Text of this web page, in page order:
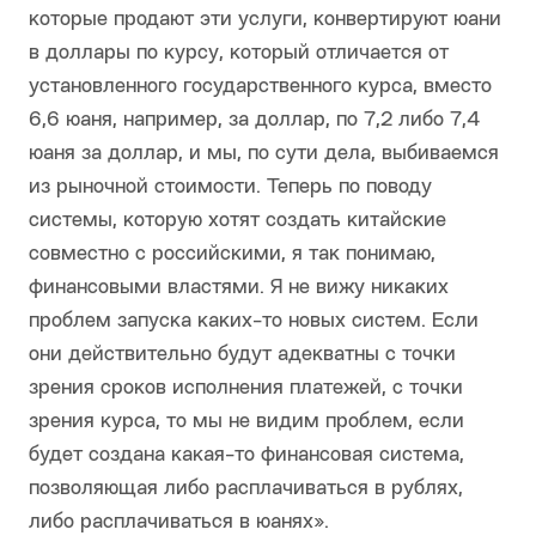
которые продают эти услуги, конвертируют юани
в доллары по курсу, который отличается от
установленного государственного курса, вместо
6,6 юаня, например, за доллар, по 7,2 либо 7,4
юаня за доллар, и мы, по сути дела, выбиваемся
из рыночной стоимости. Теперь по поводу
системы, которую хотят создать китайские
совместно с российскими, я так понимаю,
финансовыми властями. Я не вижу никаких
проблем запуска каких-то новых систем. Если
они действительно будут адекватны с точки
зрения сроков исполнения платежей, с точки
зрения курса, то мы не видим проблем, если
будет создана какая-то финансовая система,
позволяющая либо расплачиваться в рублях,
либо расплачиваться в юанях».